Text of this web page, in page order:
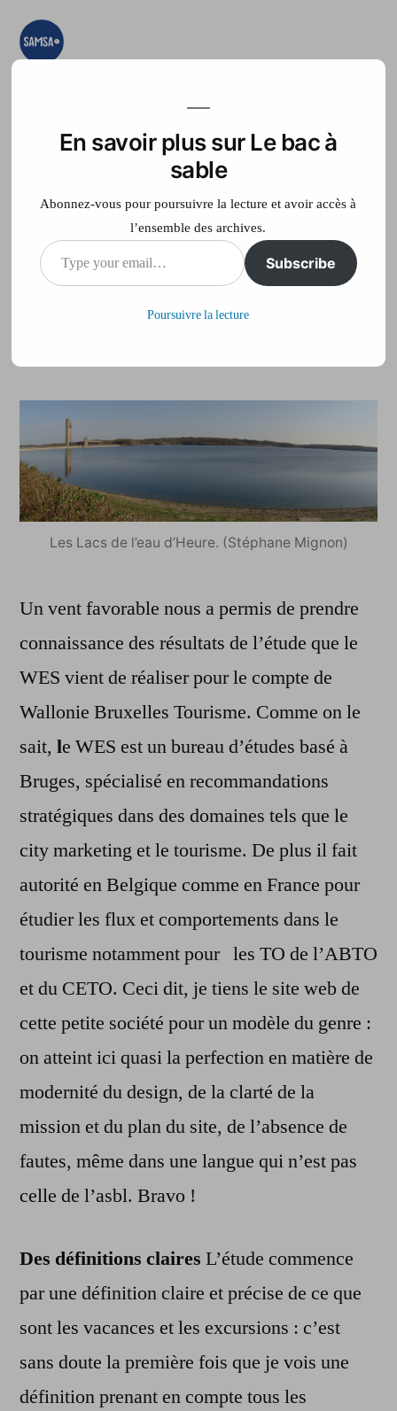
Aller
teste, on expérimente
Accueil France Télé
Publié
par
philippe
30 janvier 2014
Laisser un commentaire
Les Lacs de l’eau d’Heure. (Stéphane Mignon)
Un vent favorable nous a permis de prendre
connaissance des résultats de l’étude que le
WES vient de réaliser pour le compte de
Wallonie Bruxelles Tourisme. Comme on le
sait, le WES est un bureau d’études basé à
Bruges, spécialisé en recommandations
stratégiques dans des domaines tels que le
city marketing et le tourisme. De plus il fait
autorité en Belgique comme en France pour
étudier les flux et comportements dans le
tourisme notamment pour les TO de l’ABTO
et du CETO. Ceci dit, je tiens le site web de
cette petite société pour un modèle du genre :
on atteint ici quasi la perfection en matière de
modernité du design, de la clarté de la
mission et du plan du site, de l’absence de
fautes, même dans une langue qui n’est pas
celle de l’asbl. Bravo !
Des définitions claires L’étude commence
par une définition claire et précise de ce que
sont les vacances et les excursions : c’est
sans doute la première fois que je vois une
définition prenant en compte tous les
En savoir plus sur Le bac à
sable
Abonnez-vous pour poursuivre la lecture et avoir accès à
l’ensemble des archives.
Type
your
Subscribe
Poursuivre la lecture